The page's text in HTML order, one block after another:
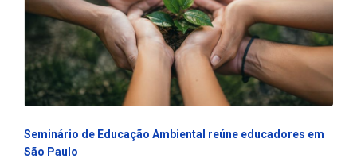
Seminário de Educação Ambiental reúne educadores em
São Paulo